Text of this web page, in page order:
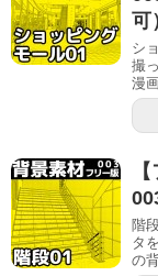
可
シ
撮
漫
階
タ
の